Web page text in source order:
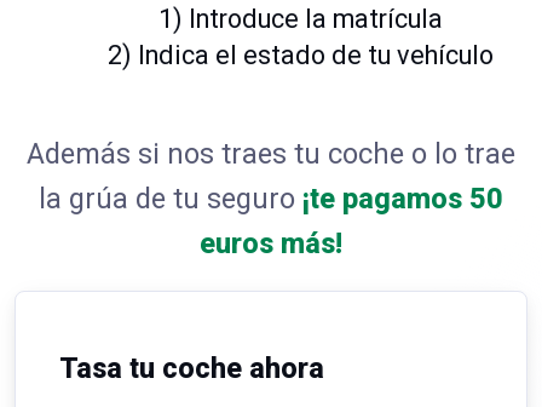
1) Introduce la matrícula
2) Indica el estado de tu vehículo
Además si nos traes tu coche o lo trae
la grúa de tu seguro ¡te pagamos 50
euros más!
Tasa tu coche ahora